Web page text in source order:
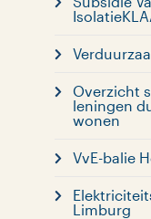
Overzicht
leningen
wonen
VvE-balie
Limburg